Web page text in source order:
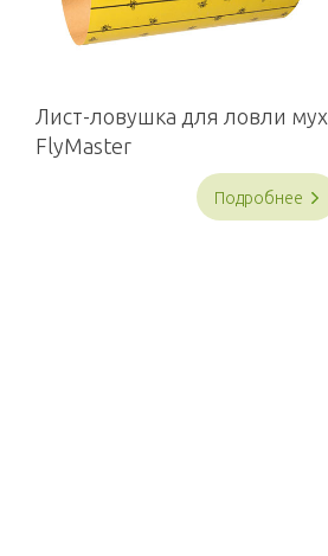
Лист-ловушка для ловли мух
FlyMaster
Подробнее